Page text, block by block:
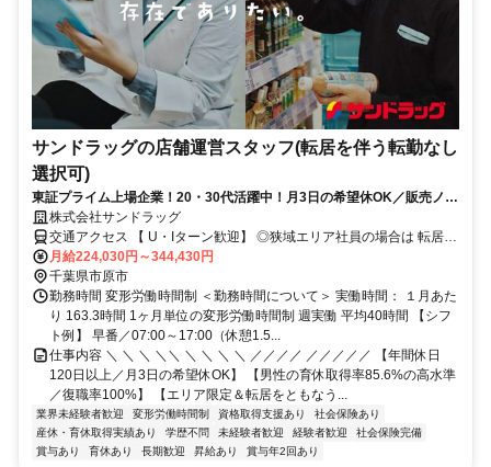
サンドラッグの店舗運営スタッフ(転居を伴う転勤なし
選択可)
東証プライム上場企業！20・30代活躍中！月3日の希望休OK／販売ノル
マなし／年収例32歳SV816万円／販促企画～商品管理など店舗運営がメ
インの仕事
株式会社サンドラッグ
交通アクセス 【 U・Iターン歓迎】 ◎狭域エリア社員の場合は 転居を
伴う転勤はありません。 ◎マイカー通勤OK
月給224,030円～344,430円
千葉県市原市
勤務時間 変形労働時間制 ＜勤務時間について＞ 実働時間： １月あた
り 163.3時間 1ヶ月単位の変形労働時間制 週実働 平均40時間 【シフ
ト例】 早番／07:00～17:00（休憩1.5...
仕事内容 ＼ ＼ ＼ ＼＼ ＼ ＼ ＼ ＼ ／／／／ ／／／／／ 【年間休日
120日以上／月3日の希望休OK】 【男性の育休取得率85.6%の高水準
／復職率100%】 【エリア限定＆転居をともなう...
業界未経験者歓迎 変形労働時間制 資格取得支援あり
社会保険あり
産休・育休取得実績あり
学歴不問 未経験者歓迎 経験者歓迎
社会保険完備
賞与あり
育休あり 長期歓迎 昇給あり 賞与年2回あり